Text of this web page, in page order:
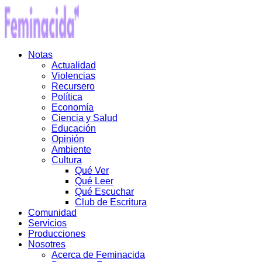
Notas
Actualidad
Violencias
Recursero
Política
Economía
Ciencia y Salud
Educación
Opinión
Ambiente
Cultura
Qué Ver
Qué Leer
Qué Escuchar
Club de Escritura
Comunidad
Servicios
Producciones
Nosotres
Acerca de Feminacida